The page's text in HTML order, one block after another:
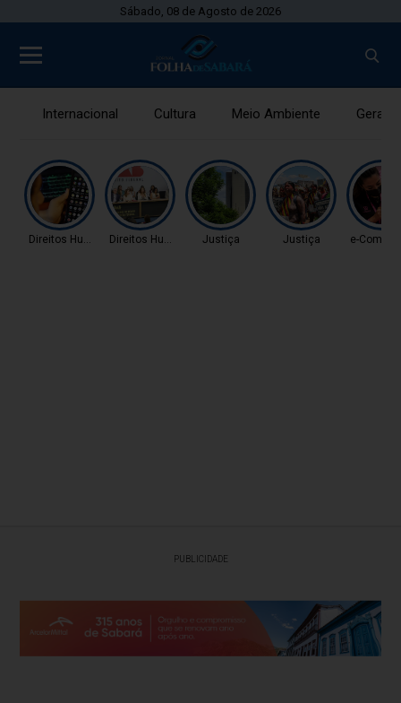
Sábado, 08 de Agosto de 2026
Internacional Cultura Meio Ambiente Gerais
Direitos HumanosDireitos Humanos Justiça Justiça e-
PUBLICIDADE